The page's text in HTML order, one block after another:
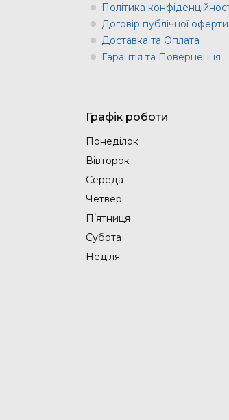
Політика
Договір публічної оферти
Доставка та Оплата
Гарантія та Повернення
Графік роботи
Понеділок
Вівторок
Середа
Четвер
Пʼятниця
Субота
Неділя